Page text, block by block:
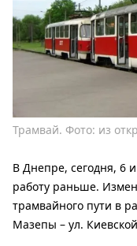
Трамвай. Фото: из
В Днепре, сегодня, 6
работу раньше.
трамвайного пути в
Мазепы – ул.